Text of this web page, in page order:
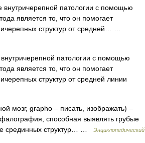
патологии с помощью
является то, что он помогает
структур от средней… …
патологии с помощью
является то, что он помогает
структур от средней линии
мозг, grapho – писать, изображать) –
способная выявлять грубые
срединных структур… …
Энциклопедический